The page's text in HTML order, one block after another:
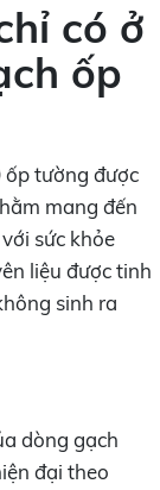
có ở
ốp
ốp tường được
mang đến
sức khỏe
liệu được tinh
sinh ra
dòng gạch
đại theo